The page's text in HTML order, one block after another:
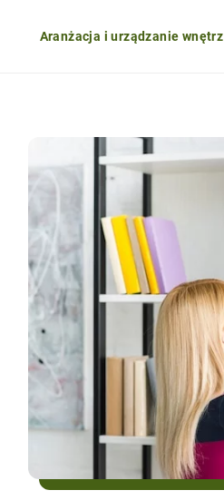
Aranżacja i urządzanie wnętrz